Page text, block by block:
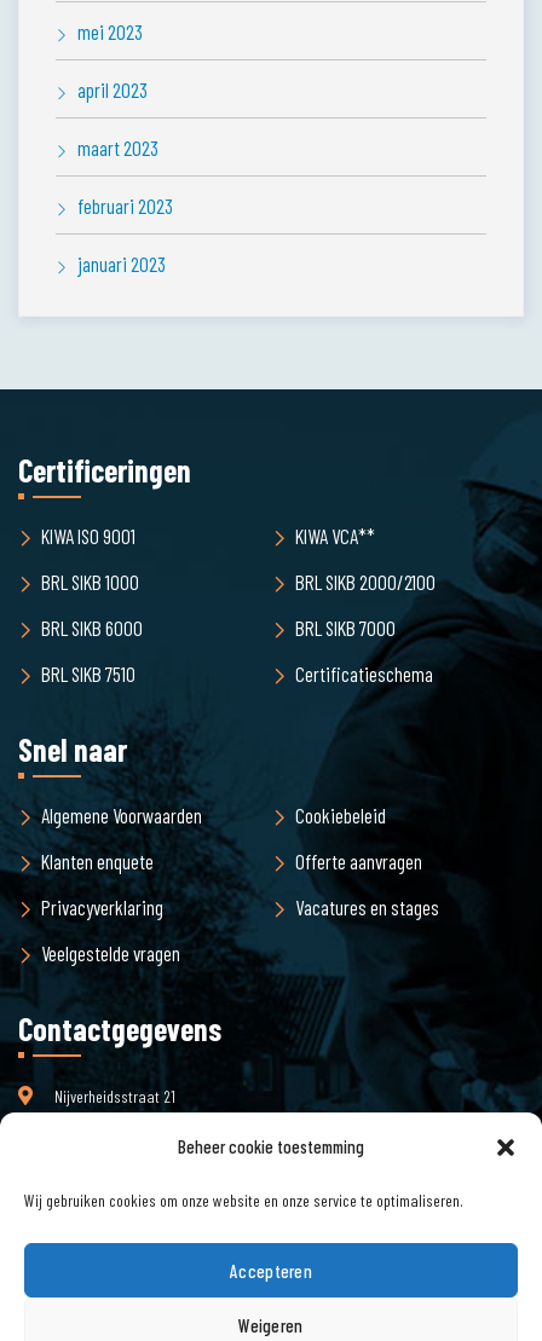
Beheer cookie toestemming
Wij gebruiken cookies om onze website en onze service te optimaliseren.
Accepteren
Weigeren
mei 2023
april 2023
maart 2023
februari 2023
januari 2023
Certificeringen
KIWA ISO 9001
KIWA VCA**
BRL SIKB 1000
BRL SIKB 2000/2100
BRL SIKB 6000
BRL SIKB 7000
BRL SIKB 7510
Certificatieschema
Snel naar
Algemene Voorwaarden
Cookiebeleid
Klanten enquete
Offerte aanvragen
Privacyverklaring
Vacatures en stages
Veelgestelde vragen
Contactgegevens
Nijverheidsstraat 21
Email :info@pjmilieu.nl